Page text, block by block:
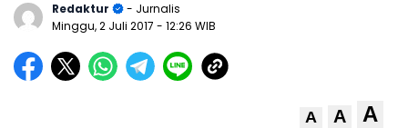
Redaktur
- Jurnalis
Minggu, 2 Juli 2017 - 12:26 WIB
A A A